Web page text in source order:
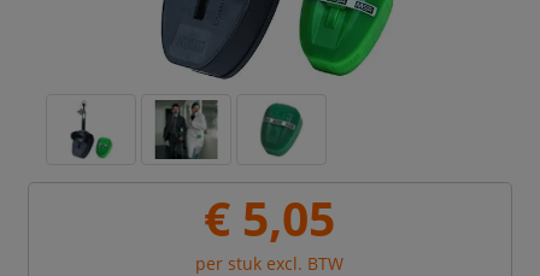
€ 5,05
per stuk excl. BTW